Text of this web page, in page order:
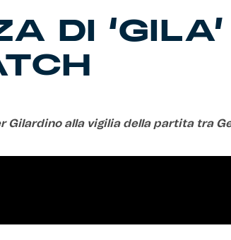
DI
Gilardino alla vigilia della partita tra